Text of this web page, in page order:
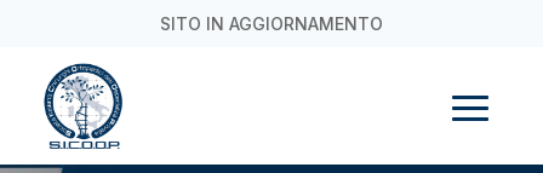
SITO IN AGGIORNAMENTO